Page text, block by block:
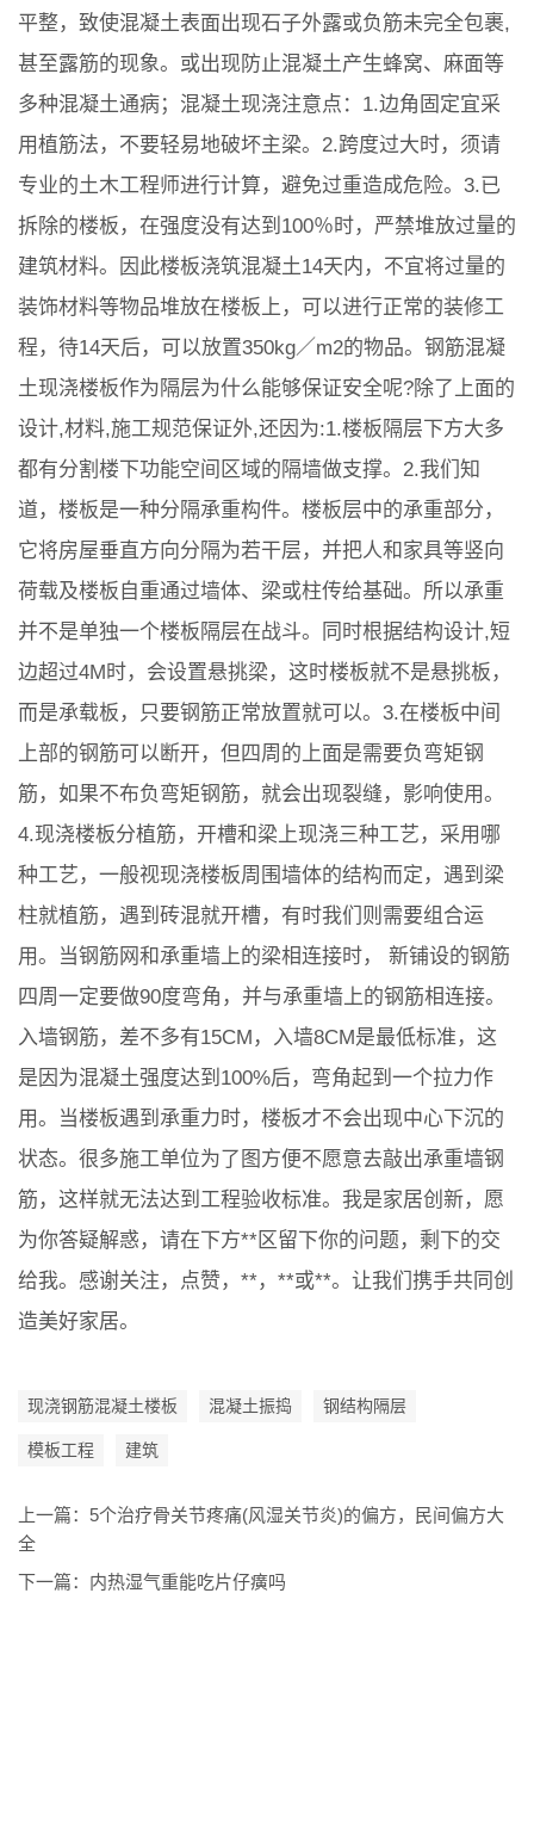
平整，致使混凝土表面出现石子外露或负筋未完全包裹,
甚至露筋的现象。或出现防止混凝土产生蜂窝、麻面等
多种混凝土通病；混凝土现浇注意点：1.边角固定宜采
用植筋法，不要轻易地破坏主梁。2.跨度过大时，须请
专业的土木工程师进行计算，避免过重造成危险。3.已
拆除的楼板，在强度没有达到100％时，严禁堆放过量的
建筑材料。因此楼板浇筑混凝土14天内，不宜将过量的
装饰材料等物品堆放在楼板上，可以进行正常的装修工
程，待14天后，可以放置350kg／m2的物品。钢筋混凝
土现浇楼板作为隔层为什么能够保证安全呢?除了上面的
设计,材料,施工规范保证外,还因为:1.楼板隔层下方大多
都有分割楼下功能空间区域的隔墙做支撑。2.我们知
道，楼板是一种分隔承重构件。楼板层中的承重部分，
它将房屋垂直方向分隔为若干层，并把人和家具等竖向
荷载及楼板自重通过墙体、梁或柱传给基础。所以承重
并不是单独一个楼板隔层在战斗。同时根据结构设计,短
边超过4M时，会设置悬挑梁，这时楼板就不是悬挑板，
而是承载板，只要钢筋正常放置就可以。3.在楼板中间
上部的钢筋可以断开，但四周的上面是需要负弯矩钢
筋，如果不布负弯矩钢筋，就会出现裂缝，影响使用。
4.现浇楼板分植筋，开槽和梁上现浇三种工艺，采用哪
种工艺，一般视现浇楼板周围墙体的结构而定，遇到梁
柱就植筋，遇到砖混就开槽，有时我们则需要组合运
用。当钢筋网和承重墙上的梁相连接时， 新铺设的钢筋
四周一定要做90度弯角，并与承重墙上的钢筋相连接。
入墙钢筋，差不多有15CM，入墙8CM是最低标准，这
是因为混凝土强度达到100%后，弯角起到一个拉力作
用。当楼板遇到承重力时，楼板才不会出现中心下沉的
状态。很多施工单位为了图方便不愿意去敲出承重墙钢
筋，这样就无法达到工程验收标准。我是家居创新，愿
为你答疑解惑，请在下方**区留下你的问题，剩下的交
给我。感谢关注，点赞，**，**或**。让我们携手共同创
造美好家居。
现浇钢筋混凝土楼板 混凝土振捣 钢结构隔层
模板工程 建筑
上一篇： 5个治疗骨关节疼痛(风湿关节炎)的偏方，民间偏方大
全
下一篇： 内热湿气重能吃片仔癀吗